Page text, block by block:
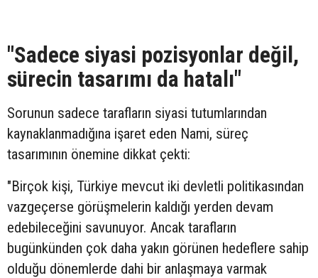
"Sadece siyasi pozisyonlar değil,
sürecin tasarımı da hatalı"
Sorunun sadece tarafların siyasi tutumlarından
kaynaklanmadığına işaret eden Nami, süreç
tasarımının önemine dikkat çekti:
"Birçok kişi, Türkiye mevcut iki devletli politikasından
vazgeçerse görüşmelerin kaldığı yerden devam
edebileceğini savunuyor. Ancak tarafların
bugünkünden çok daha yakın görünen hedeflere sahip
olduğu dönemlerde dahi bir anlaşmaya varmak